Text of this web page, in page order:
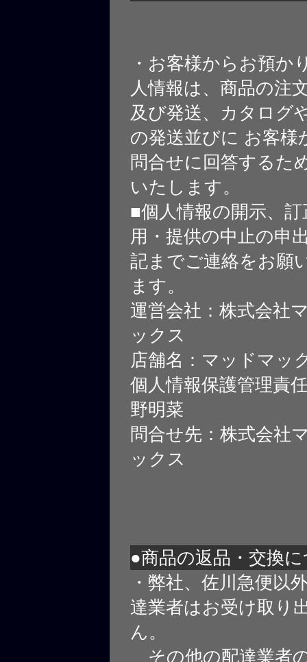
・お客様からお預か
人情報は、商品の注
及び発送、カタログ
の発送並びに お客様
問合せに回答するた
いたします。
■個人情報の開示、
用・提供の中止の申
記までご連絡をお願
ます。
運営会社：株式会社
ックス
店舗名：マッドマッ
個人情報保護管理責
野明菜
問合せ先：株式会社
ックス
●商品の返品・交換
・弊社、佐川急便以
達業者はお受け取り
ん。
その他の配達業者